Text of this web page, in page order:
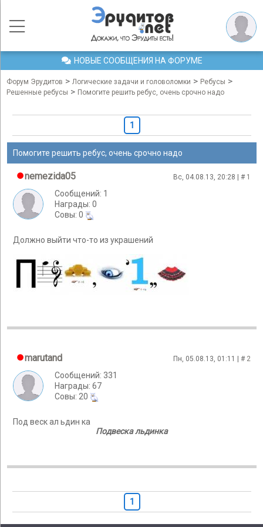
НОВЫЕ СООБЩЕНИЯ НА ФОРУМЕ
Форум Эрудитов > Логические задачи и головоломки > Ребусы >
Решенные ребусы > Помогите решить ребус, очень срочно надо
1
Помогите решить ребус, очень срочно надо
nemezida05 Вс, 04.08.13, 20:28 | # 1
Сообщений: 1
Награды: 0
Cовы: 0
Должно выйти что-то из украшений
marutand Пн, 05.08.13, 01:11 | # 2
Сообщений: 331
Награды: 67
Cовы: 20
Под веск ал ьдин ка
Подвеска льдинка
1